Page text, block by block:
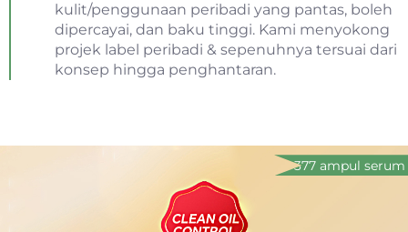
kulit/penggunaan peribadi yang pantas, boleh
dipercayai, dan baku tinggi. Kami menyokong
projek label peribadi & sepenuhnya tersuai dari
konsep hingga penghantaran.
377 ampul serum